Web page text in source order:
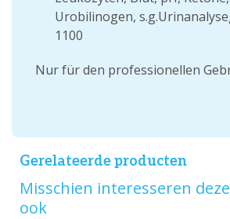
Urobilinogen,
1100
Nur für den professionellen
Gerelateerde producten
Misschien interesseren
ook